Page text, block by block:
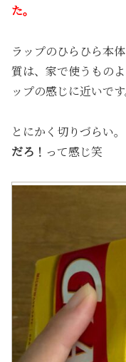
た。
ラップのひらひら本
質は、家で使うもの
ップの感じに近いです
とにかく切りづらい
だろ！ って感じ笑